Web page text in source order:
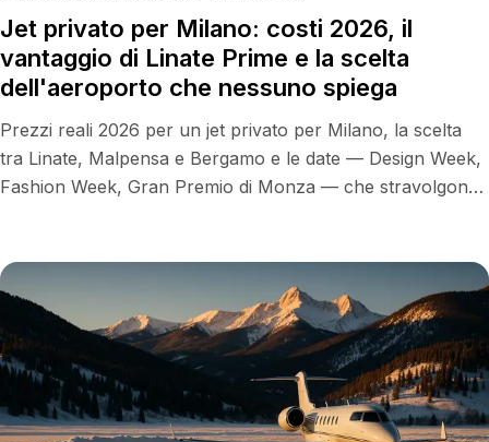
Jet privato per Milano: costi 2026, il
vantaggio di Linate Prime e la scelta
dell'aeroporto che nessuno spiega
Prezzi reali 2026 per un jet privato per Milano, la scelta
tra Linate, Malpensa e Bergamo e le date — Design Week,
Fashion Week, Gran Premio di Monza — che stravolgono